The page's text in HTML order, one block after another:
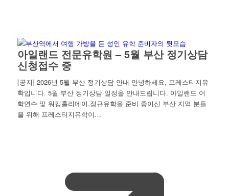
아일랜드 전문유학원 – 5월 부산 정기상담
신청접수 중
[공지] 2026년 5월 부산 정기상담 안내 안녕하세요, 프레스티지유
학입니다. 5월 부산 정기상담 일정을 안내드립니다. 아일랜드 어
학연수 및 워킹홀리데이,정규유학을 준비 중이신 부산 지역 분들
을 위해 프레스티지유학이…